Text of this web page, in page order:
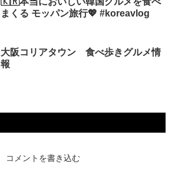
まくる モッパン旅行💖 #koreavlog
大阪コリアタウン 食べ歩きグルメ情
報
コメントを書き込む